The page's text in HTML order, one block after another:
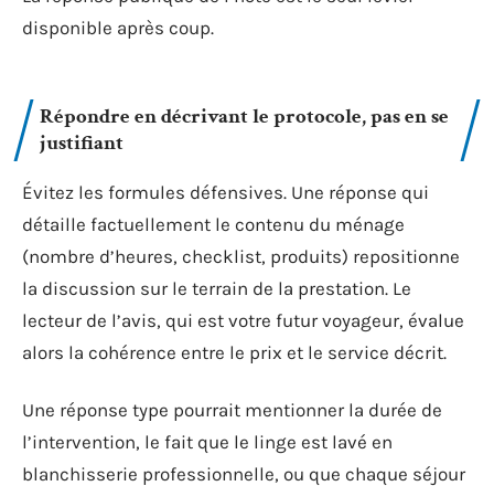
disponible après coup.
Répondre en décrivant le protocole, pas en se
justifiant
Évitez les formules défensives. Une réponse qui
détaille factuellement le contenu du ménage
(nombre d’heures, checklist, produits) repositionne
la discussion sur le terrain de la prestation. Le
lecteur de l’avis, qui est votre futur voyageur, évalue
alors la cohérence entre le prix et le service décrit.
Une réponse type pourrait mentionner la durée de
l’intervention, le fait que le linge est lavé en
blanchisserie professionnelle, ou que chaque séjour